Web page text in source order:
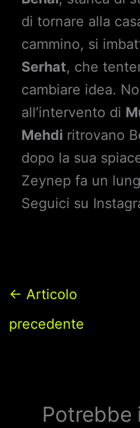
di tornare alla
cammino, si
Serhat, che
cambiare idea.
all’intervento di
Mehdiritrovano
dopo la sua
Zeynep fa un
Seguici su
← Articolo
precedente
Potrebbe